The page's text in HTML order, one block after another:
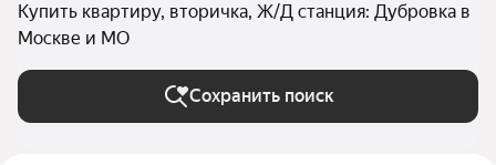
Купить квартиру, вторичка, Ж/Д станция: Дубровка в
Москве и МО
Сохранить поиск